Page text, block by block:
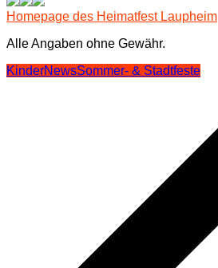
Homepage des Heimatfest Laupheim
Alle Angaben ohne Gewähr.
KinderNewsSommer- & Stadtfeste